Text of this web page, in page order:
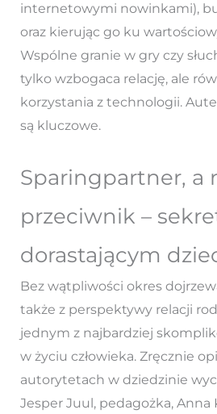
internetowymi nowinkami),
oraz kierując go ku
Wspólne granie w gry czy
tylko wzbogaca relację, ale
korzystania z technologii.
są kluczowe.
Sparingpartner, a
przeciwnik –
dorastającym
Bez wątpliwości okres
także z perspektywy relacji
jednym z najbardziej
w życiu człowieka. Zręcznie
autorytetach w dziedzinie
Jesper Juul, pedagożka, Anna